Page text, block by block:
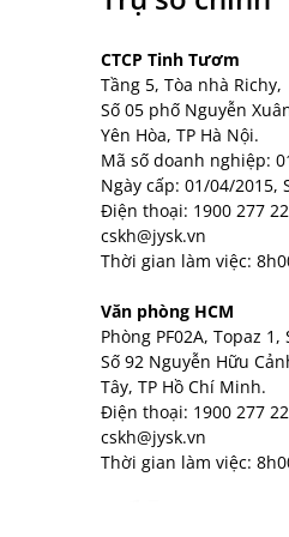
CTCP Tinh Tươm
Tầng 5, Tòa nhà Richy,
Số 05 phố Nguyễn
Yên Hòa, TP Hà Nội.
Mã số doanh nghiệp:
Ngày cấp: 01/04/2015,
Điện thoại: 1900 277
cskh@jysk.vn
Thời gian làm việc:
Văn phòng HCM
Phòng PF02A, Topaz 1,
Số 92 Nguyễn Hữu
Tây, TP Hồ Chí Minh.
Điện thoại: 1900 277
cskh@jysk.vn
Thời gian làm việc: